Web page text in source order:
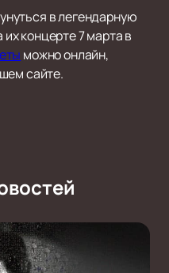
в легендарную
концерте 7 марта в
можно онлайн,
сайте.